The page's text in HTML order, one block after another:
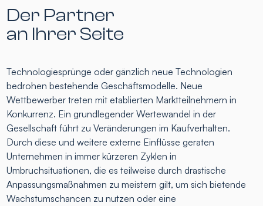
Der Partner
an Ihrer Seite
Technologiesprünge oder gänzlich neue Technologien
bedrohen bestehende Geschäftsmodelle. Neue
Wettbewerber treten mit etablierten Marktteilnehmern in
Konkurrenz. Ein grundlegender Wertewandel in der
Gesellschaft führt zu Veränderungen im Kaufverhalten.
Durch diese und weitere externe Einflüsse geraten
Unternehmen in immer kürzeren Zyklen in
Umbruchsituationen, die es teilweise durch drastische
Anpassungsmaßnahmen zu meistern gilt, um sich bietende
Wachstumschancen zu nutzen oder eine